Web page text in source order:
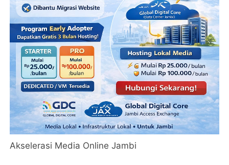
Akselerasi Media Online Jambi